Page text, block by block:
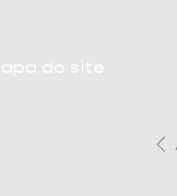
do site